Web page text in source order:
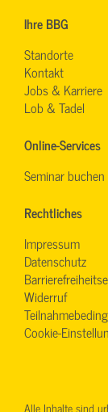
Ihre BBG
Standorte
Kontakt
Jobs & Karriere
Lob & Tadel
Online-Services
Seminar buchen
Rechtliches
Impressum
Datenschutz
Widerruf
Cookie-
Alle Inhalte sind